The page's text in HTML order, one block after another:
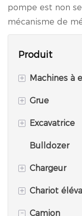
pompe est non
mécanisme de
Produit
+ Machines à
Appareil de
Pince à
Coupe-
Marteau
+ Grue
Camion-grue
Grue tout
Grue tout-
Grue
Grue sur
+ Excavatrice
Pelle sur
Pelle sur
Bulldozer
+ Chargeur
Chargeuse
Chargeuse-
+ Chariot
Chariot
- Camion